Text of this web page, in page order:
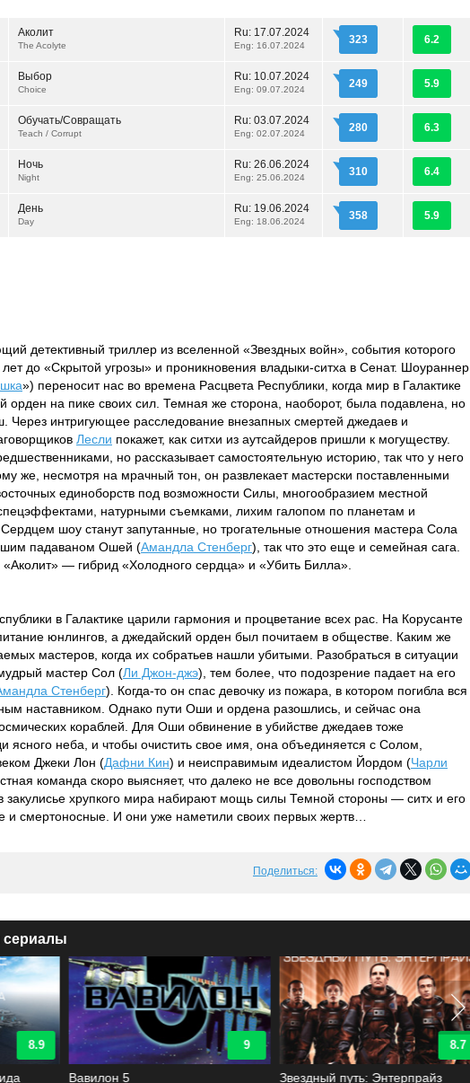
Аколит
The Acolyte
Ru: 17.07.2024
Eng: 16.07.2024 323 6.2
Выбор
Choice
Ru: 10.07.2024
Eng: 09.07.2024 249 5.9
Обучать/Совращать
Teach / Corrupt
Ru: 03.07.2024
Eng: 02.07.2024 280 6.3
Ночь
Night
Ru: 26.06.2024
Eng: 25.06.2024 310 6.4
День
Day
Ru: 19.06.2024
Eng: 18.06.2024 358 5.9
детективный триллер из вселенной «Звездных войн», события которого
лет до «Скрытой угрозы» и проникновения владыки-ситха в Сенат. Шоураннер
») переносит нас во времена Расцвета Республики, когда мир в Галактике
орден на пике своих сил. Темная же сторона, наоборот, была подавлена, но
Через интригующее расследование внезапных смертей джедаев и
Лесли покажет, как ситхи из аутсайдеров пришли к могуществу.
но рассказывает самостоятельную историю, так что у него
же, несмотря на мрачный тон, он развлекает мастерски поставленными
единоборств под возможности Силы, многообразием местной
натурными съемками, лихим галопом по планетам и
шоу станут запутанные, но трогательные отношения мастера Сола
падаваном Ошей (Амандла Стенберг), так что это еще и семейная сага.
«Аколит» — гибрид «Холодного сердца» и «Убить Билла».
в Галактике царили гармония и процветание всех рас. На Корусанте
юнлингов, а джедайский орден был почитаем в обществе. Каким же
мастеров, когда их собратьев нашли убитыми. Разобраться в ситуации
мастер Сол (Ли Джон-джэ), тем более, что подозрение падает на его
Стенберг). Когда-то он спас девочку из пожара, в котором погибла вся
наставником. Однако пути Оши и ордена разошлись, и сейчас она
кораблей. Для Оши обвинение в убийстве джедаев тоже
ясного неба, и чтобы очистить свое имя, она объединяется с Солом,
Джеки Лон (Дафни Кин) и неисправимым идеалистом Йордом (Чарли
команда скоро выясняет, что далеко не все довольны господством
закулисье хрупкого мира набирают мощь силы Темной стороны — ситх и его
и смертоносные. И они уже наметили своих первых жертв…
Поделиться:
8.9 9
Вавилон 5
8.7
Звездный путь: Энтерпрайз